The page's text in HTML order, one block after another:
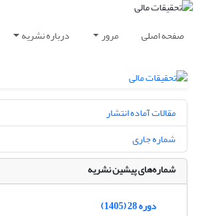
صفحه اصلی مرور درباره نشریه
مقالات آماده انتشار
شماره جاری
شماره‌های پیشین نشریه
دوره 28 (1405)